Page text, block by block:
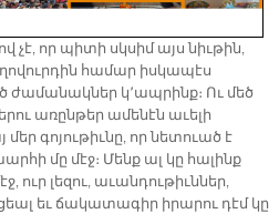
չէ, որ պիտի սկսիմ այս նիւթին,
համար իսկապէս
ժամանակներ կ՚ապրինք։ Ու մեծ
առընթեր ամենէն աւելի
գոյութիւնը, որ նետուած է
մը մէջ։ Մենք ալ կը հալինք
ուր լեզու, աւանդութիւններ,
եւ ճակատագիր իրարու դէմ կը